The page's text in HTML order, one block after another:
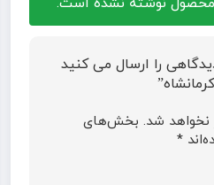
را ارسال می کنید
نخواهد شد. بخش‌های
*